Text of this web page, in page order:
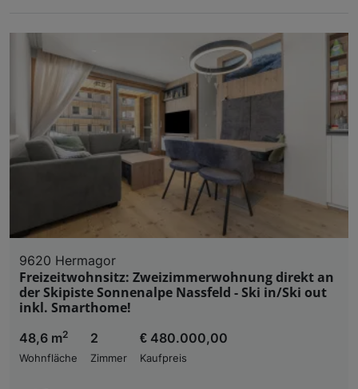
9620 Hermagor
Freizeitwohnsitz: Zweizimmerwohnung direkt an
der Skipiste Sonnenalpe Nassfeld - Ski in/Ski out
inkl. Smarthome!
48,6 m2
Wohnfläche
2
Zimmer
€ 480.000,00
Kaufpreis